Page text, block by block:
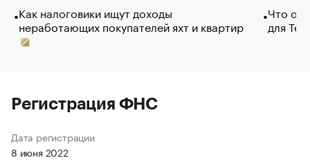
Как налоговики ищут доходы
неработающих покупателей яхт и квартир
Что
для
Регистрация ФНС
Дата регистрации
8 июня 2022